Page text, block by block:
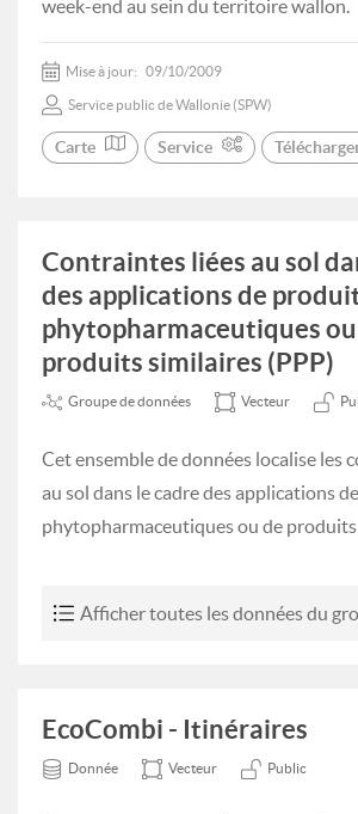
week-end au sein du territoire wallon.
Mise à jour: 09/10/2009
Service public de Wallonie (SPW)
Carte Service
Contraintes liées au sol
des applications de
phytopharmaceutiques
produits similaires (PPP)
Groupe de données Vecteur
Cet ensemble de données localise les
au sol dans le cadre des applications
phytopharmaceutiques ou de
Afficher toutes les données du
EcoCombi - Itinéraires
Donnée Vecteur Public